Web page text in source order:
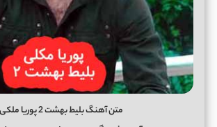
متن آهنگ بلیط بهشت 2 پوریا ملکی